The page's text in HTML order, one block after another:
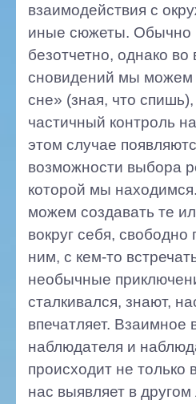
взаимодействия с
иные сюжеты. Обычно
безотчетно, однако
сновидений мы можем
сне» (зная, что
частичный контроль
этом случае
возможности выбора
которой мы
можем создавать те
вокруг себя, свободно
ним, с кем-то
необычные
сталкивался, знают,
впечатляет. Взаимное
наблюдателя и
происходит не только
нас выявляет в